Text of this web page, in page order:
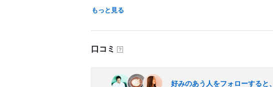
もっと見る
口コミ ？
好みのあう人をフォローすると